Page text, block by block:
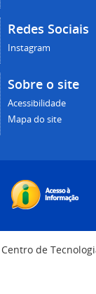
Redes Sociais
Instagram
Sobre o site
Acessibilidade
Mapa do site
Centro de